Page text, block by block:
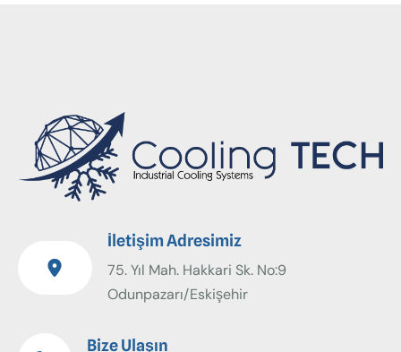
İletişim Adresimiz
75. Yıl Mah. Hakkari Sk. No:9
Odunpazarı/Eskişehir
Bize Ulaşın